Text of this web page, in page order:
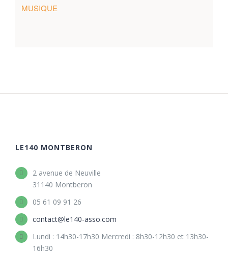
MUSIQUE
LE140 MONTBERON
2 avenue de Neuville
31140 Montberon
05 61 09 91 26
contact@le140-asso.com
Lundi : 14h30-17h30 Mercredi : 8h30-12h30 et 13h30-
16h30